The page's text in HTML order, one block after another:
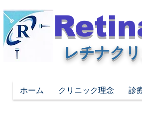
レチナク
ホーム クリニック理念 診